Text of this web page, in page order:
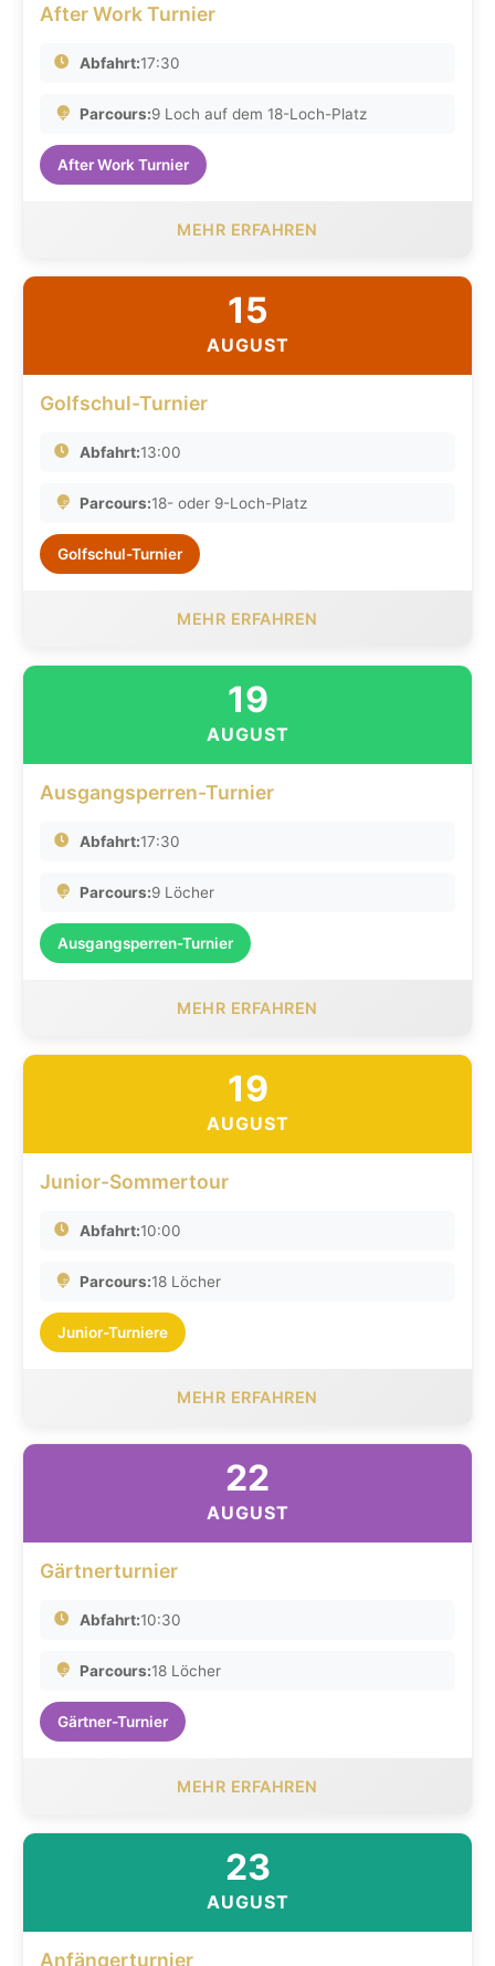
After Work Turnier
Abfahrt:17:30
Parcours:9 Loch auf dem 18-Loch-Platz
After Work Turnier
MEHR ERFAHREN
15
AUGUST
Golfschul-Turnier
Abfahrt:13:00
Parcours:18- oder 9-Loch-Platz
Golfschul-Turnier
MEHR ERFAHREN
19
AUGUST
Ausgangsperren-Turnier
Abfahrt:17:30
Parcours:9 Löcher
Ausgangsperren-Turnier
MEHR ERFAHREN
19
AUGUST
Junior-Sommertour
Abfahrt:10:00
Parcours:18 Löcher
Junior-Turniere
MEHR ERFAHREN
22
AUGUST
Gärtnerturnier
Abfahrt:10:30
Parcours:18 Löcher
Gärtner-Turnier
MEHR ERFAHREN
23
AUGUST
Anfängerturnier